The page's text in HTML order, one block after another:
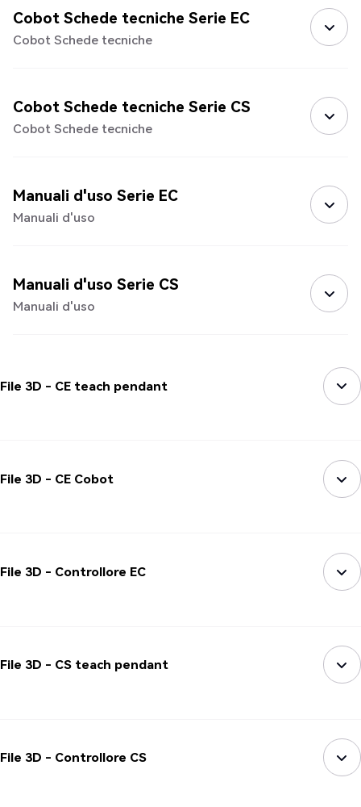
Cobot Schede tecniche Serie EC
Cobot Schede tecniche
Cobot Schede tecniche Serie CS
Cobot Schede tecniche
Manuali d'uso Serie EC
Manuali d'uso
Manuali d'uso Serie CS
Manuali d'uso
File 3D - CE teach pendant
File 3D - CE Cobot
File 3D - Controllore EC
File 3D - CS teach pendant
File 3D - Controllore CS